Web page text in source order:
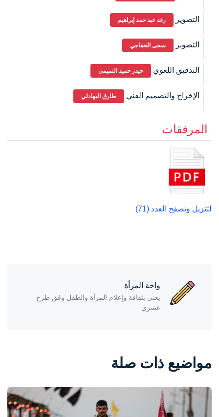
التصوير رغد عبد حمد إبراهيم
التصوير سجى الخفاجي
التدقيق اللغوي حيدر حميد التميمي
الإخراج والتصميم الفني طارق البهادلي
المرفقات
لتنزيل وتصفح العدد (71)
واحة المرأة
يعنى بثقافة وإعلام المرأة والطفل وفق طرح
عصري
مواضيع ذات صلة
واحة المرأة
منذ 11 ساعة